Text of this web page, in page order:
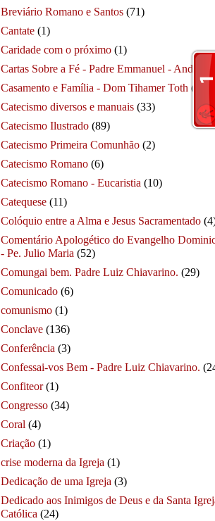
Breviário Romano e Santos (71)
Cantate (1)
Caridade com o próximo (1)
Cartas Sobre a Fé - Padre Emmanuel - André
Casamento e Família - Dom Tihamer Toth (115)
Catecismo diversos e manuais (33)
Catecismo Ilustrado (89)
Catecismo Primeira Comunhão (2)
Catecismo Romano (6)
Catecismo Romano - Eucaristia (10)
Catequese (11)
Colóquio entre a Alma e Jesus Sacramentado
Comentário Apologético do Evangelho
- Pe. Julio Maria (52)
Comungai bem. Padre Luiz Chiavarino. (29)
Comunicado (6)
comunismo (1)
Conclave (136)
Conferência (3)
Confessai-vos Bem - Padre Luiz Chiavarino.
Confiteor (1)
Congresso (34)
Coral (4)
Criação (1)
crise moderna da Igreja (1)
Dedicação de uma Igreja (3)
Dedicado aos Inimigos de Deus e da Santa
Católica (24)